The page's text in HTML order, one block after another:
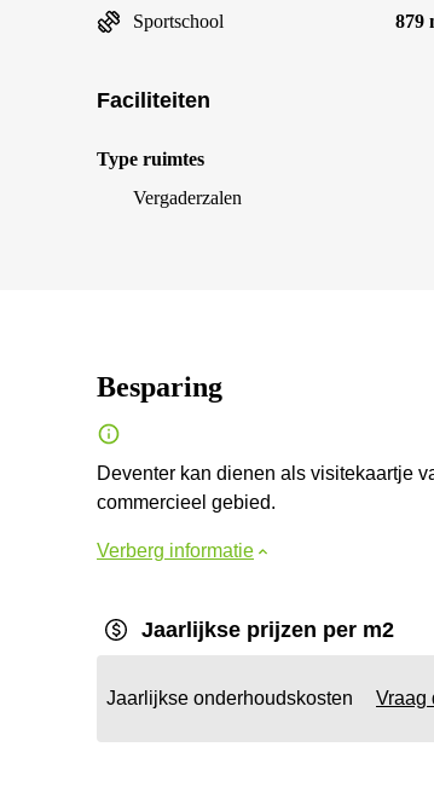
Sportschool 879
Faciliteiten
Type ruimtes
Vergaderzalen
Besparing
Deventer kan dienen als visitekaartje
commercieel gebied.
Verberg informatie
Jaarlijkse prijzen per m2
Jaarlijkse onderhoudskosten Vraag